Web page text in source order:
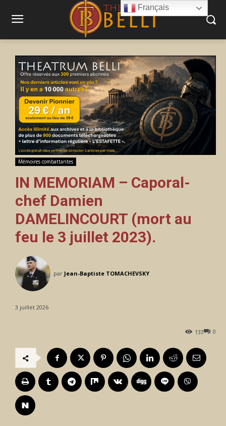
Mémoires combattantes
IN MEMORIAM – Caporal-
chef Damien
DAMELINCOURT (mort au
feu le 3 juillet 2023).
par Jean-Baptiste TOMACHEVSKY
3 juillet 2026
0
133
Français